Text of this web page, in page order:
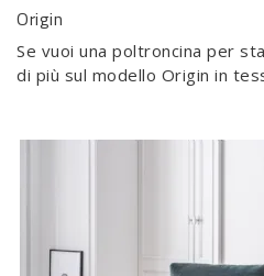
Origin
Se vuoi una poltroncina per
di più sul modello Origin in